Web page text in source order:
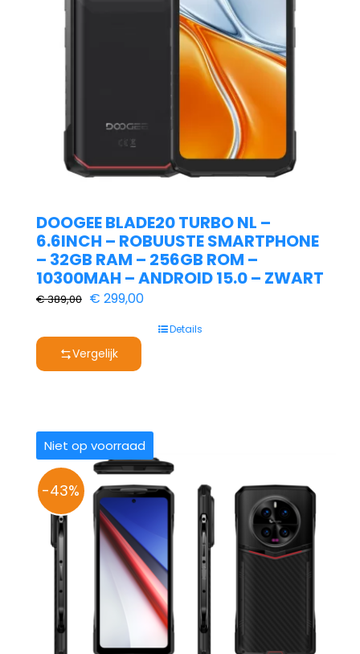
DOOGEE BLADE20 TURBO NL –
6.6INCH – ROBUUSTE SMARTPHONE
– 32GB RAM – 256GB ROM –
10300MAH – ANDROID 15.0 – ZWART
€389,00 Oorspronkelijke
was:
€ 389,00.
€ 299,00Huidige
prijs
Details
Vergelijk
Niet op voorraad
-43%